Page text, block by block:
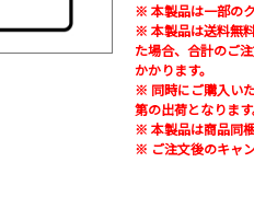
※ 本製品は一部の
※ 本製品は送料無
た場合、合計のご
かかります。
※ 同時にご購入い
第の出荷となります
※ 本製品は商品同
※ ご注文後のキャ